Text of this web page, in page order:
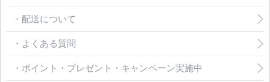
・配送について
・よくある質問
・ポイント・プレゼント・キャンペーン実施中